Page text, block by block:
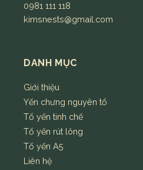
0981 111 118
kimsnests@gmail.com
DANH MỤC
Giới thiệu
Yến chưng nguyên tổ
Tổ yến tinh chế
Tổ yến rút lông
Tổ yến A5
Liên hệ